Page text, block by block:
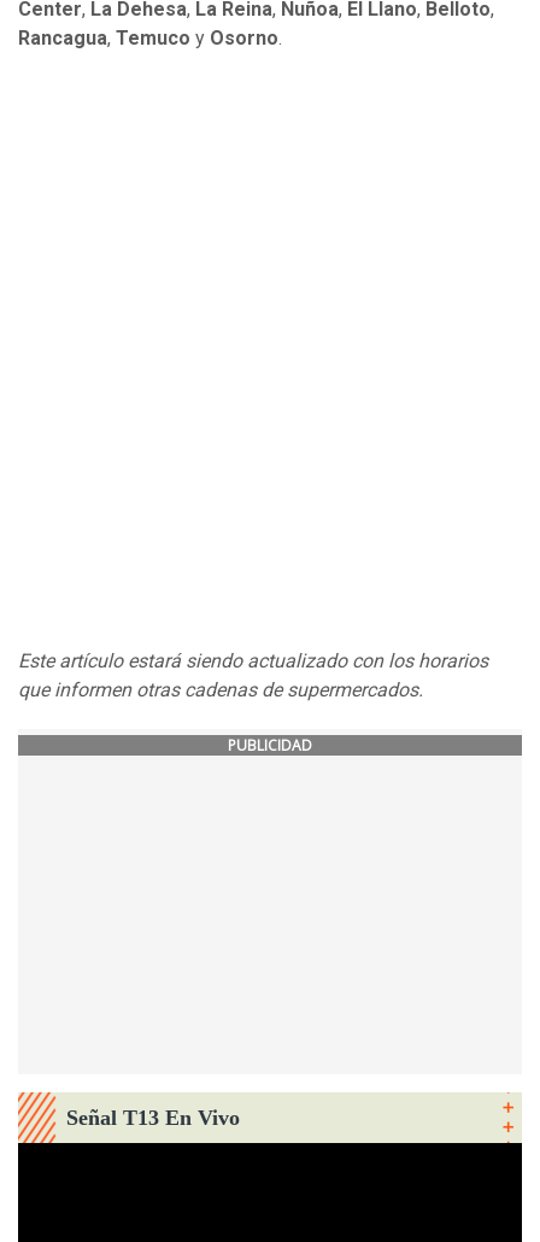
Center, La Dehesa, La Reina, Ñuñoa, El Llano, Belloto,
Rancagua, Temuco y Osorno.
Este artículo estará siendo actualizado con los horarios
que informen otras cadenas de supermercados.
PUBLICIDAD
Señal T13 En Vivo